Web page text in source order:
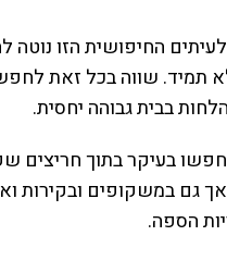
החיפושית הזו נוטה
תמיד. שווה בכל זאת
בבית גבוהה יחסית.
בעיקר בתוך חריצים
גם במשקופים ובקירות
הספה.